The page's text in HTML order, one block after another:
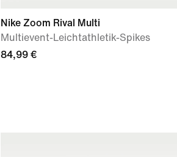
Nike Zoom Rival Multi
Multievent-Leichtathletik-Spikes
84,99 €